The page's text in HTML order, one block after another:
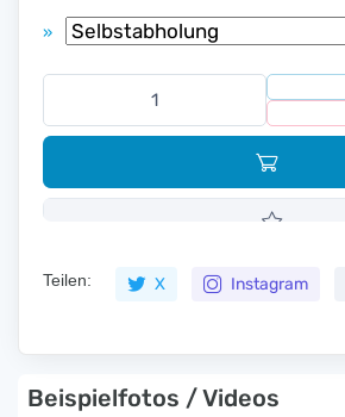
»
Teilen: X Instagram
Beispielfotos / Videos